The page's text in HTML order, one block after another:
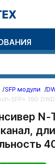
/SFP модули /
N-